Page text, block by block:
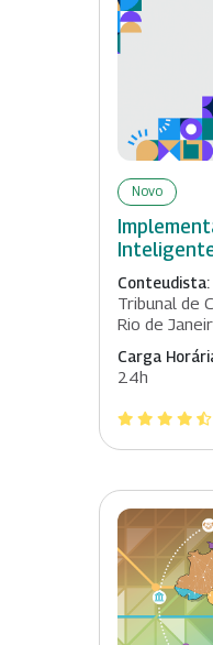
Novo
Conteudista:
Tribunal de
Rio de
Carga
24h